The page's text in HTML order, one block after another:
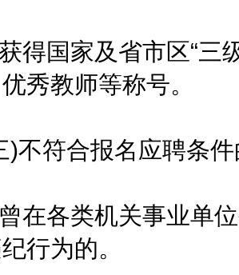
国家及省市区“三级
秀教师等称号。
符合报名应聘条件
各类机关事业单位
行为的。